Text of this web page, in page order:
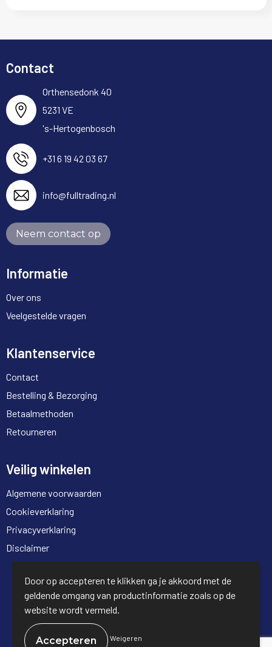
Contact
Orthensedonk 40
5231 VE
's-Hertogenbosch
+31 6 19 42 03 67
info@fulltrading.nl
Neem contact op
Informatie
Over ons
Veelgestelde vragen
Klantenservice
Contact
Bestelling & Bezorging
Betaalmethoden
Retourneren
Veilig winkelen
Algemene voorwaarden
Cookieverklaring
Privacyverklaring
Disclaimer
© Copyright Full Trading 2026
Door op accepteren te klikken ga je akkoord met de
geldende omgang van productinformatie zoals op de
website wordt vermeld.
Weigeren